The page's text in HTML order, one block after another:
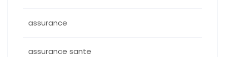
assurance
assurance sante